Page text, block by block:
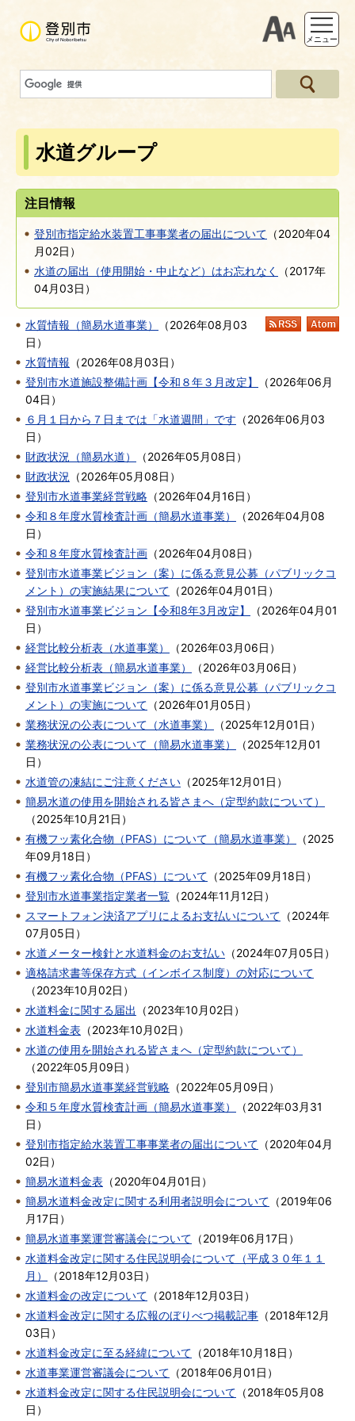
支援ツー
メニュー
水道グループ
注目情報
登別市指定給水装置工事事業者の届出について （2020年04
月02日 ）
水道の届出（使用開始・中止など）はお忘れなく
（2017年
04月03日 ）
RSS
水質情報（簡易水道事業） （2026年08月03
日 ）
水質情報 （2026年08月03日 ）
登別市水道施設整備計画【令和８年３月改定】
（2026年06月
04日 ）
６月１日から７日までは「水道週間」です （2026年06月03
日 ）
財政状況（簡易水道）
（2026年05月08日 ）
財政状況
（2026年05月08日 ）
登別市水道事業経営戦略 （2026年04月16日 ）
令和８年度水質検査計画（簡易水道事業）
（2026年04月08
日 ）
令和８年度水質検査計画 （2026年04月08日 ）
登別市水道事業ビジョン（案）に係る意見公募（パブリックコ
メント）の実施結果について （2026年04月01日 ）
登別市水道事業ビジョン【令和8年3月改定】
（2026年04月01
日 ）
経営比較分析表（水道事業）
（2026年03月06日 ）
経営比較分析表（簡易水道事業）
（2026年03月06日 ）
登別市水道事業ビジョン（案）に係る意見公募（パブリックコ
メント）の実施について （2026年01月05日 ）
業務状況の公表について（水道事業）
（2025年12月01日 ）
業務状況の公表について（簡易水道事業）
（2025年12月01
日 ）
水道管の凍結にご注意ください （2025年12月01日 ）
簡易水道の使用を開始される皆さまへ（定型約款について）
（2025年10月21日 ）
有機フッ素化合物（PFAS）について（簡易水道事業）
（2025
年09月18日 ）
有機フッ素化合物（PFAS）について （2025年09月18日 ）
登別市水道事業指定業者一覧 （2024年11月12日 ）
スマートフォン決済アプリによるお支払いについて （2024年
07月05日 ）
水道メーター検針と水道料金のお支払い （2024年07月05日 ）
適格請求書等保存方式（インボイス制度）の対応について
（2023年10月02日 ）
水道料金に関する届出
（2023年10月02日 ）
水道料金表 （2023年10月02日 ）
水道の使用を開始される皆さまへ（定型約款について）
（2022年05月09日 ）
登別市簡易水道事業経営戦略 （2022年05月09日 ）
令和５年度水質検査計画（簡易水道事業）
（2022年03月31
日 ）
登別市指定給水装置工事事業者の届出について （2020年04月
02日 ）
簡易水道料金表 （2020年04月01日 ）
簡易水道料金改定に関する利用者説明会について （2019年06
月17日 ）
簡易水道事業運営審議会について （2019年06月17日 ）
水道料金改定に関する住民説明会について（平成３０年１１
月）
（2018年12月03日 ）
水道料金の改定について （2018年12月03日 ）
水道料金改定に関する広報のぼりべつ掲載記事 （2018年12月
03日 ）
水道料金改定に至る経緯について （2018年10月18日 ）
水道事業運営審議会について （2018年06月01日 ）
水道料金改定に関する住民説明会について （2018年05月08
日 ）